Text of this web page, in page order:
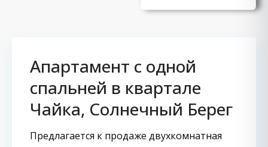
Апартамент с одной
спальней в квартале
Чайка, Солнечный Берег
Предлагается к продаже двухкомнатная